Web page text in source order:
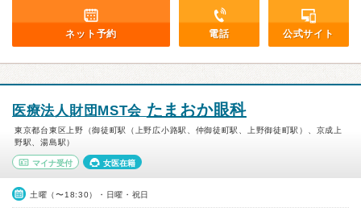
ネット予約 電話 公式サイト
医療法人財団MST会 たまおか眼科
東京都台東区上野（御徒町駅（上野広小路駅、仲御徒町駅、上野御徒町駅）、京成上
野駅、湯島駅）
マイナ受付 女医在籍
土曜（〜18:30）・日曜・祝日